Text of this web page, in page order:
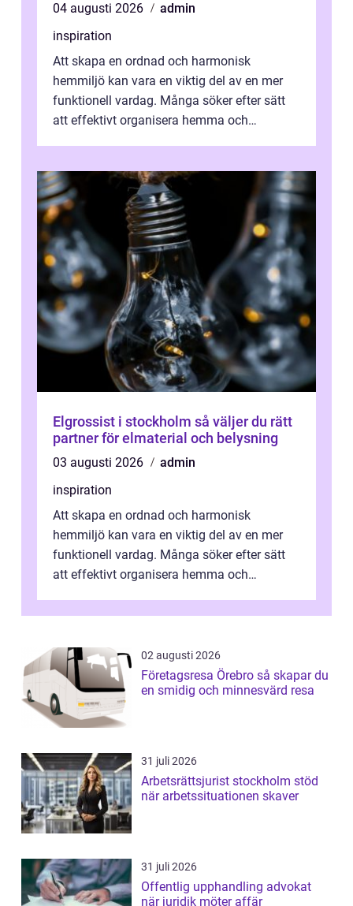
04 augusti 2026
admin
inspiration
Att skapa en ordnad och harmonisk
hemmiljö kan vara en viktig del av en mer
funktionell vardag. Många söker efter sätt
att effektivt organisera hemma och
Elgrossist i stockholm så väljer du rätt
partner för elmaterial och belysning
03 augusti 2026
admin
inspiration
Att skapa en ordnad och harmonisk
hemmiljö kan vara en viktig del av en mer
funktionell vardag. Många söker efter sätt
att effektivt organisera hemma och
02 augusti 2026
Företagsresa Örebro så skapar du
en smidig och minnesvärd resa
31 juli 2026
Arbetsrättsjurist stockholm stöd
när arbetssituationen skaver
31 juli 2026
Offentlig upphandling advokat
när juridik möter affär